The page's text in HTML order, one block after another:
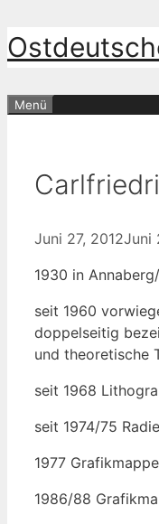
Zum
Inhalt
Menü
Juni 27, 2012Juni
1930 in
seit 1960
doppelseitig
und theoretische
seit 1968
seit 1974/75
1977
1986/88